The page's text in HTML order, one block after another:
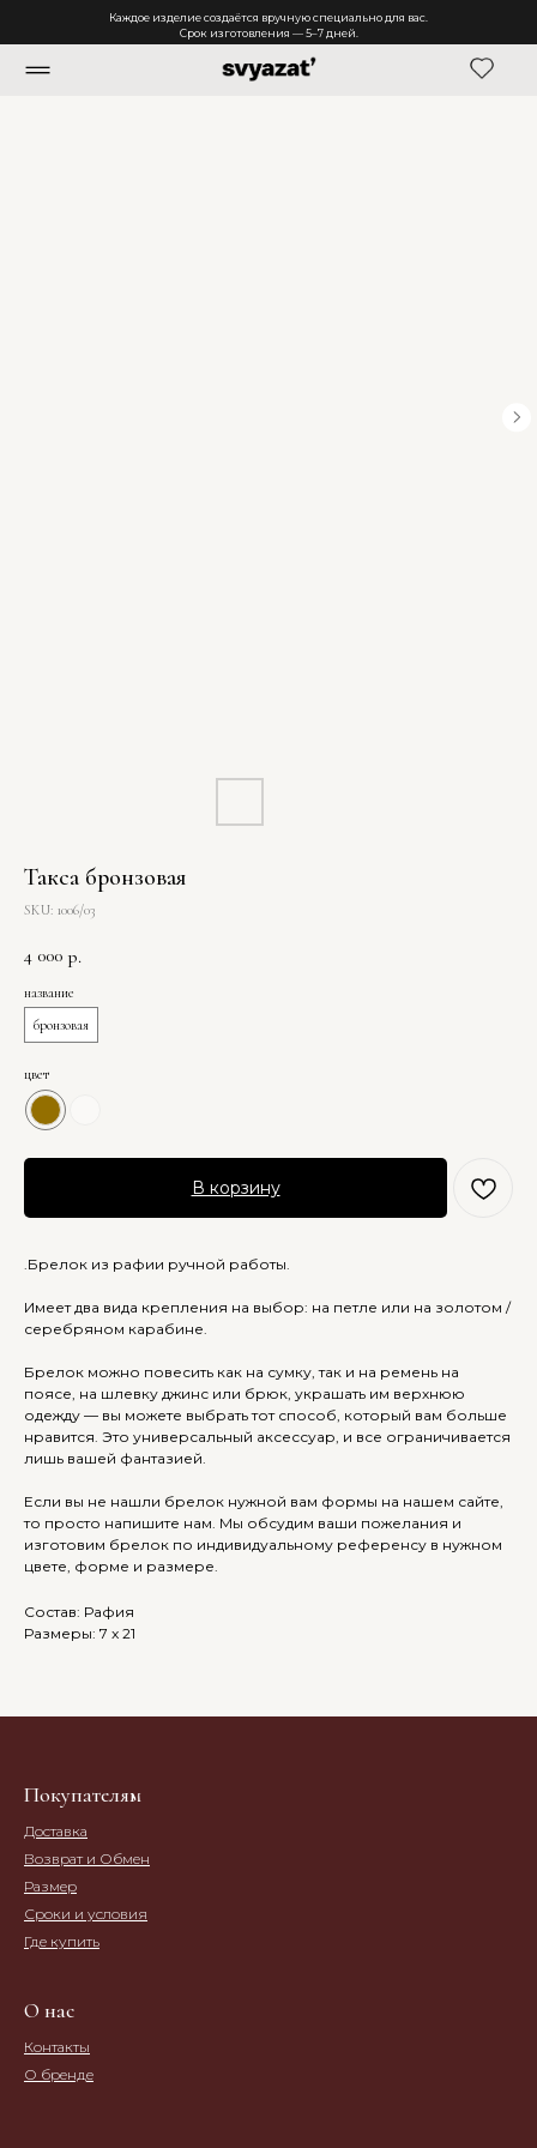
Каждое изделие создаётся вручную специально для вас.
Срок изготовления — 5–7 дней.
Такса бронзовая
SKU: 1006/03
4 000 р.
название
бронзовая
цвет
В корзину
.Брелок из рафии ручной работы.
Имеет два вида крепления на выбор: на петле или на золотом /
серебряном карабине.
Брелок можно повесить как на сумку, так и на ремень на
поясе, на шлевку джинс или брюк, украшать им верхнюю
одежду — вы можете выбрать тот способ, который вам больше
нравится. Это универсальный аксессуар, и все ограничивается
лишь вашей фантазией.
Если вы не нашли брелок нужной вам формы на нашем сайте,
то просто напишите нам. Мы обсудим ваши пожелания и
изготовим брелок по индивидуальному референсу в нужном
цвете, форме и размере.
Состав: Рафия
Размеры: 7 x 21
О нас
Покупателям
Контакты
О бренде
Где купить
Доставка
Возврат и Обмен
Размер
Сроки и условия